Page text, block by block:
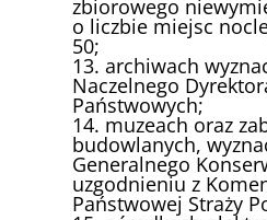
zbiorowego
o liczbie miejsc
50;
13. archiwach
Naczelnego
Państwowych;
14. muzeach oraz
budowlanych,
Generalnego
uzgodnieniu z
Państwowej Straży